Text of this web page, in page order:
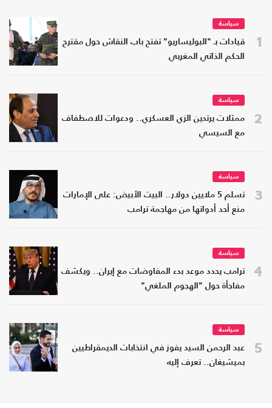
1
سياسة
قيادات بـ "البوليساريو" تفتح باب النقاش حول مقترح
الحكم الذاتي المغربي
2
سياسة
ممثلات يرتدين الزي العسكري.. ودعوات للاصطفاف
مع السيسي
3
سياسة
تسلم 5 ملايين دولار.. البيت الأبيض: على الإمارات
منع أحد أدواتها من مهاجمة ترامب
4
سياسة
ترامب يحدد موعد بدء المفاوضات مع إيران.. ويكشف
مفاجأة حول "الهجوم الملغي"
5
سياسة
عبد الرحمن السيد يفوز في انتخابات الديمقراطيين
بميشيغان.. تعرف إليه